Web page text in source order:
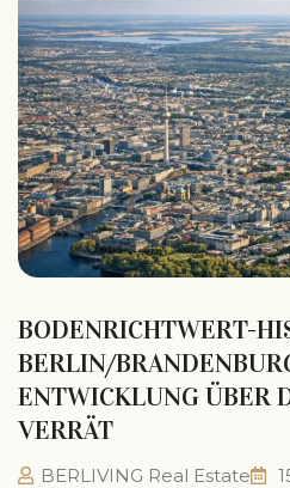
BODENRICHTWERT-
BERLIN/
ENTWICKLUNG ÜBER
VERRÄT
BERLIVING Real Estate